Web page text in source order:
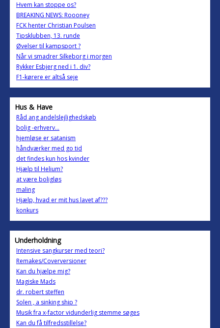
Hvem kan stoppe os?
BREAKING NEWS: Roooney
FCK henter Christian Poulsen
Tipsklubben, 13. runde
Øvelser til kampsport ?
Når vi smadrer Silkeborg i morgen
Rykker Esbjerg ned i 1. div?
F1-kørere er altså seje
Hus & Have
Råd ang andelslejlighedskøb
bolig -erhverv...
hjemløse er satanism
håndværker med go tid
det findes kun hos kvinder
Hjælp til Helium?
at være boligløs
maling
Hjælp, hvad er mit hus lavet af???
konkurs
Underholdning
Intensive sangkurser med teori?
Remakes/Coverversioner
Kan du hjælpe mig?
Magiske Mads
dr. robert steffen
Solen , a sinking ship ?
Musik fra x-factor vidunderlig stemme søges
Kan du få tilfredsstillelse?